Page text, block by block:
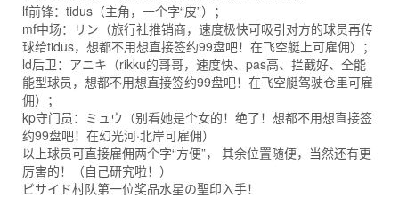
lf前锋：tidus（主角，一个字“皮”）；
mf中场：リン（旅行社推销商，速度极快可吸引对方的球员再传
球给tidus，想都不用想直接签约99盘吧！在飞空艇上可雇佣）；
ld后卫：アニキ（rikku的哥哥，速度快、pas高、拦截好、全能
能型球员，想都不用想直接签约99盘吧！在飞空艇驾驶仓里可雇
佣）；
kp守门员：ミュウ（别看她是个女的！绝了！想都不用想直接签
约99盘吧！在幻光河·北岸可雇佣）
以上球员可直接雇佣两个字“方便”， 其余位置随便，当然还有更
厉害的！（自己研究啦！）
ビサイド村队第一位奖品水星の聖印入手！